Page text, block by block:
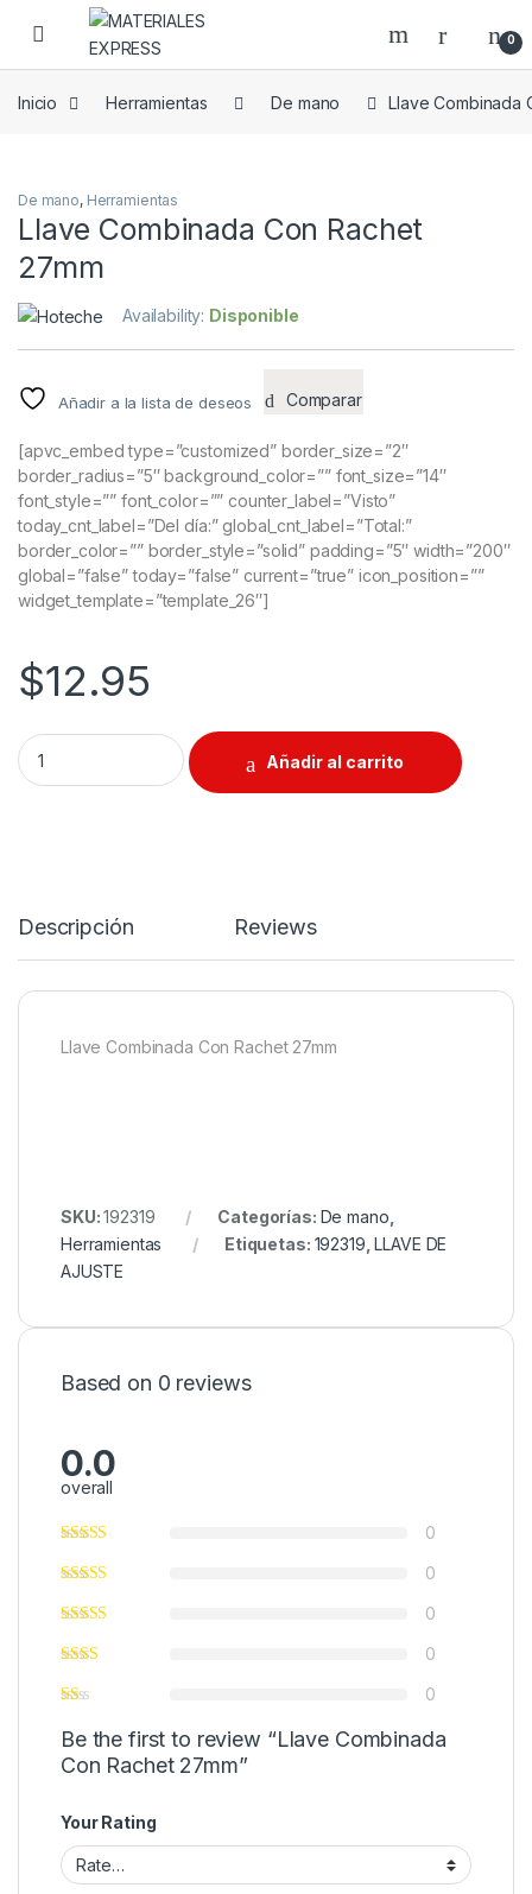
Skip to navigation
Skip to content
0
Inicio Herramientas De mano Llave Combinada
De mano, Herramientas
Llave Combinada Con Rachet
27mm
Availability: Disponible
Añadir a la lista de deseos Comparar
[apvc_embed type=”customized” border_size=”2″
border_radius=”5″ background_color=”” font_size=”14″
font_style=”” font_color=”” counter_label=”Visto”
today_cnt_label=”Del día:” global_cnt_label=”Total:”
border_color=”” border_style=”solid” padding=”5″ width=”200″
global=”false” today=”false” current=”true” icon_position=””
widget_template=”template_26″]
$12.95
Llave Combinada Con Rachet 27mm quantity
Añadir al carrito
Descripción Reviews
Llave Combinada Con Rachet 27mm
SKU:192319 Categorías: De mano
Herramientas
Etiquetas: 192319 ,LLAVE DE
AJUSTE
Based on 0 reviews
0.0
overall
0
0
0
0
0
Be the first to review “Llave Combinada
Con Rachet 27mm”
Your Rating